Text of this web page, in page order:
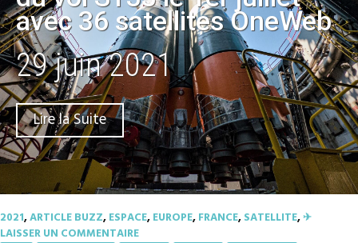
avec 36 satellites OneWeb
29 juin 2021
Lire la Suite
2021,ARTICLE BUZZ,ESPACE,EUROPE,FRANCE,SATELLITE,✈︎
LAISSER UN COMMENTAIRE